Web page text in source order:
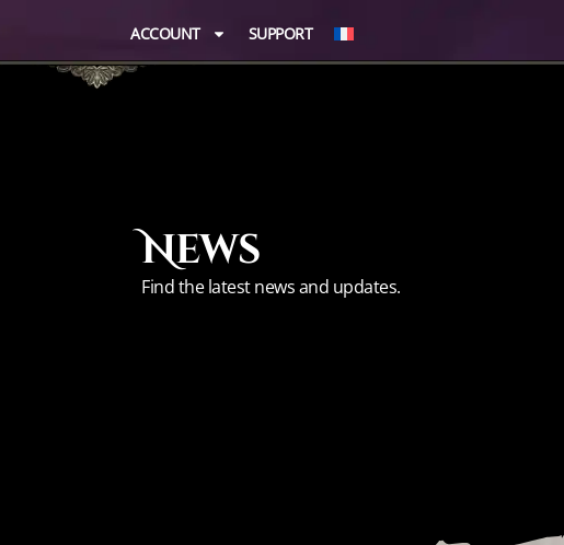
ACCOUNT SUPPORT
News
Find the latest news and updates.